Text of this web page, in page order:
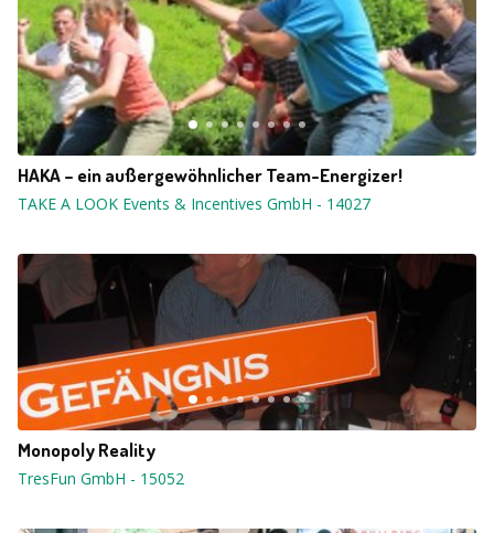
HAKA – ein außergewöhnlicher Team-Energizer!
TAKE A LOOK Events & Incentives GmbH - 14027
Monopoly Reality
TresFun GmbH - 15052